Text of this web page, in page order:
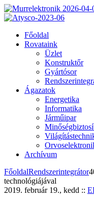
Főoldal
Rovataink
Üzlet
Konstruktőr
Gyártósor
Ágazatok
Energetika
Informatika
Járműipar
Archívum
FőoldalRendszerintegrátor
technológiájával
2019. február 19., kedd ::